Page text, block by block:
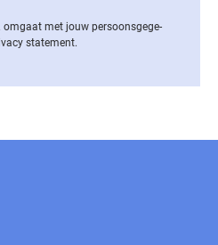
omgaat met jouw per­soons­ge­ge­
statement.